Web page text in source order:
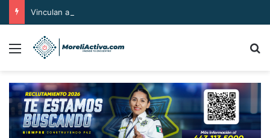
Menú